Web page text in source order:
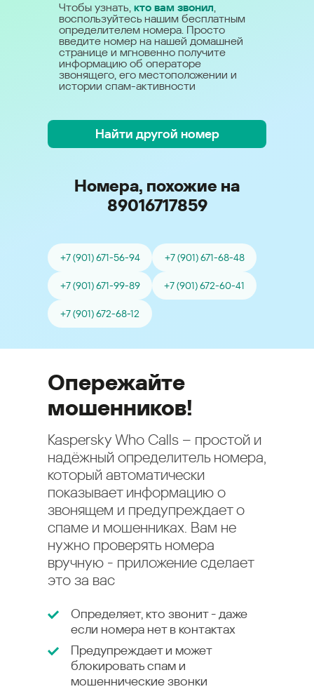
Чтобы узнать, кто вам звонил,
воспользуйтесь нашим бесплатным
определителем номера. Просто
введите номер на нашей домашней
странице и мгновенно получите
информацию об операторе
звонящего, его местоположении и
истории спам-активности
Найти другой номер
Номера, похожие на
89016717859
+7 (901) 671-56-94 +7 (901) 671-68-48
+7 (901) 671-99-89 +7 (901) 672-60-41
+7 (901) 672-68-12
Опережайте
мошенников!
Kaspersky Who Calls – простой и
надёжный определитель номера,
который автоматически
показывает информацию о
звонящем и предупреждает о
спаме и мошенниках. Вам не
нужно проверять номера
вручную - приложение сделает
это за вас
Определяет, кто звонит - даже
если номера нет в контактах
Предупреждает и может
блокировать спам и
мошеннические звонки